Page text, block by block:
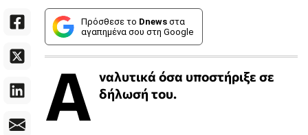
Πρόσθεσε το Dnews στα
αγαπημένα σου στη Google
Α ναλυτικά όσα υποστήριξε σε
δήλωσή του.